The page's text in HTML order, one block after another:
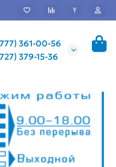
₸
361-00-56
379-15-36